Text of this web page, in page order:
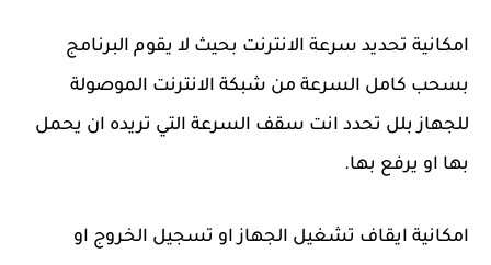
امكانية تحديد سرعة الانترنت بحيث لا يقوم البرنامج
بسحب كامل السرعة من شبكة الانترنت الموصولة
للجهاز بلل تحدد انت سقف السرعة التي تريده ان يحمل
بها او يرفع بها.
امكانية ايقاف تشغيل الجهاز او تسجيل الخروج او